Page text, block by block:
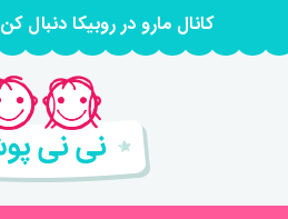
کانال مارو در روبیکا دنبال کن niniposhrasht